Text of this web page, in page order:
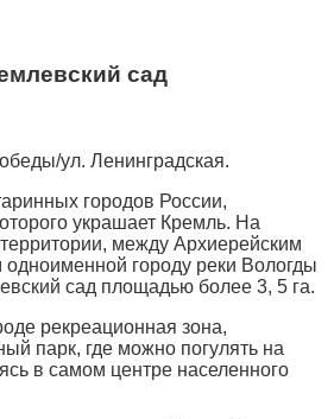
сад
ул. Ленинградская.
городов России,
украшает Кремль. На
между Архиерейским
городу реки Вологды
сад площадью более 3, 5 га.
рекреационная зона,
парк, где можно погулять на
в самом центре населенного